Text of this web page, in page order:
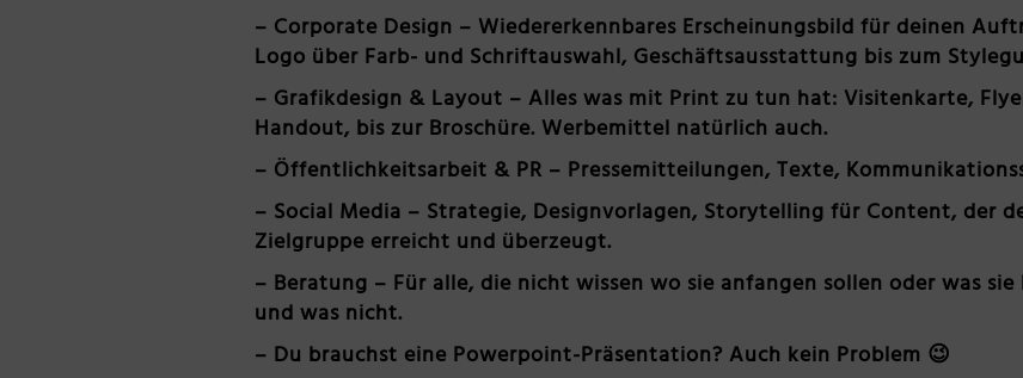
– Corporate Design – Wiedererkennbares Erscheinungsbild für deinen
Logo über Farb- und Schriftauswahl, Geschäftsausstattung bis zum
– Grafikdesign & Layout – Alles was mit Print zu tun hat: Visitenkarte,
Handout, bis zur Broschüre. Werbemittel natürlich auch.
– Öffentlichkeitsarbeit & PR – Pressemitteilungen, Texte,
– Social Media – Strategie, Designvorlagen, Storytelling für Content, der
Zielgruppe erreicht und überzeugt.
– Beratung – Für alle, die nicht wissen wo sie anfangen sollen oder was sie
und was nicht.
– Du brauchst eine Powerpoint-Präsentation? Auch kein Problem 😉